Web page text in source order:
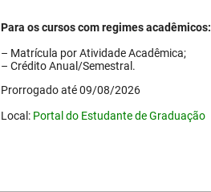
Para os cursos com regimes acadêmicos:
– Matrícula por Atividade Acadêmica;
– Crédito Anual/Semestral.
Prorrogado até 09/08/2026
Local: Portal do Estudante de Graduação